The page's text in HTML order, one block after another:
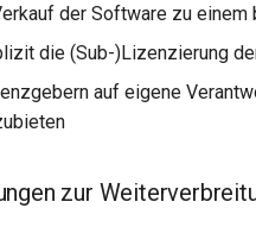
der Software zu
die (Sub-)Lizenzierung
auf eigene
zur